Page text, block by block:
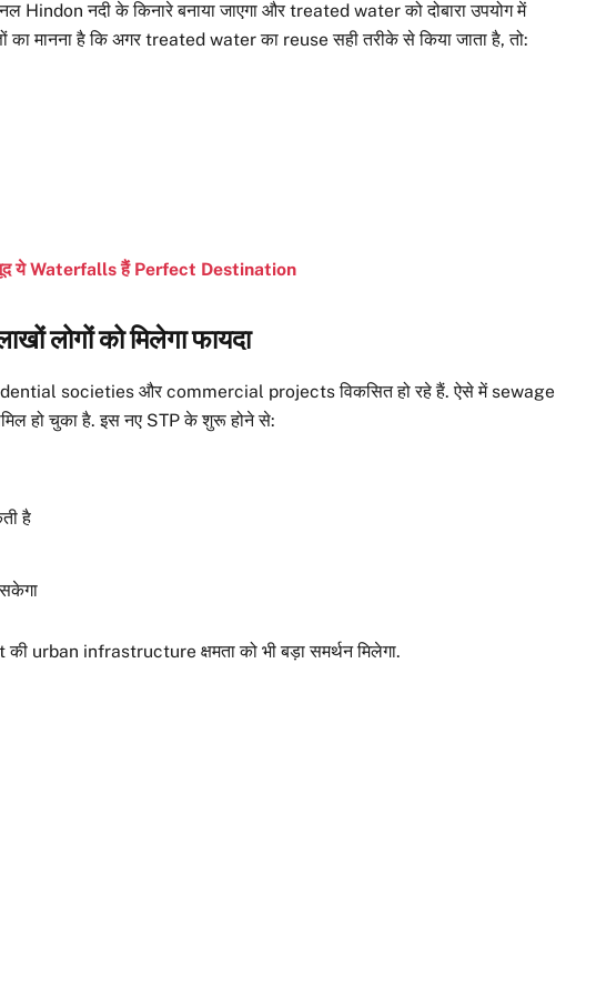
Hindon नदी के किनारे बनाया जाएगा और treated water को दोबारा उपयोग में
का मानना है कि अगर treated water का reuse सही तरीके से किया जाता है, तो:
ये Waterfalls हैं Perfect Destination
लोगों को मिलेगा फायदा
societies और commercial projects विकसित हो रहे हैं. ऐसे में sewage
हो चुका है. इस नए STP के शुरू होने से:
है
सकेगा
urban infrastructure क्षमता को भी बड़ा समर्थन मिलेगा.